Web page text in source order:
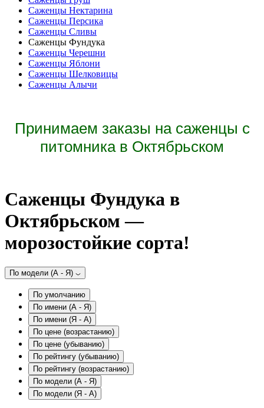
Саженцы Нектарина
Саженцы Персика
Саженцы Сливы
Саженцы Фундука
Саженцы Черешни
Саженцы Яблони
Саженцы Шелковицы
Саженцы Алычи
Принимаем заказы на саженцы с
питомника в Октябрьском
Саженцы Фундука в
Октябрьском —
морозостойкие сорта!
По модели (A - Я)
По умолчанию
По имени (A - Я)
По имени (Я - A)
По цене (возрастанию)
По цене (убыванию)
По рейтингу (убыванию)
По рейтингу (возрастанию)
По модели (A - Я)
По модели (Я - A)